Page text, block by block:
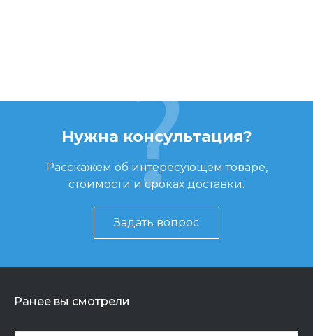
Нужна консультация?
Расскажем об интересующем товаре,
стоимости и сроках доставки.
Задать вопрос
Ранее вы смотрели